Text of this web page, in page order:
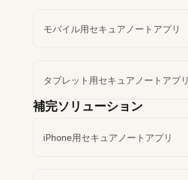
モバイル用セキュアノートアプリ
タブレット用セキュアノートアプリ
補完ソリューション
iPhone用セキュアノートアプリ